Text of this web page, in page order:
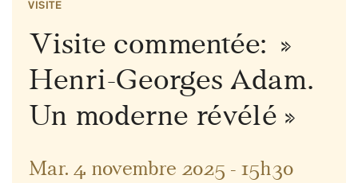
Visite commentée: »
Henri-Georges Adam.
Un moderne révélé »
VISITE
Mar. 4 novembre 2025 - 15h30